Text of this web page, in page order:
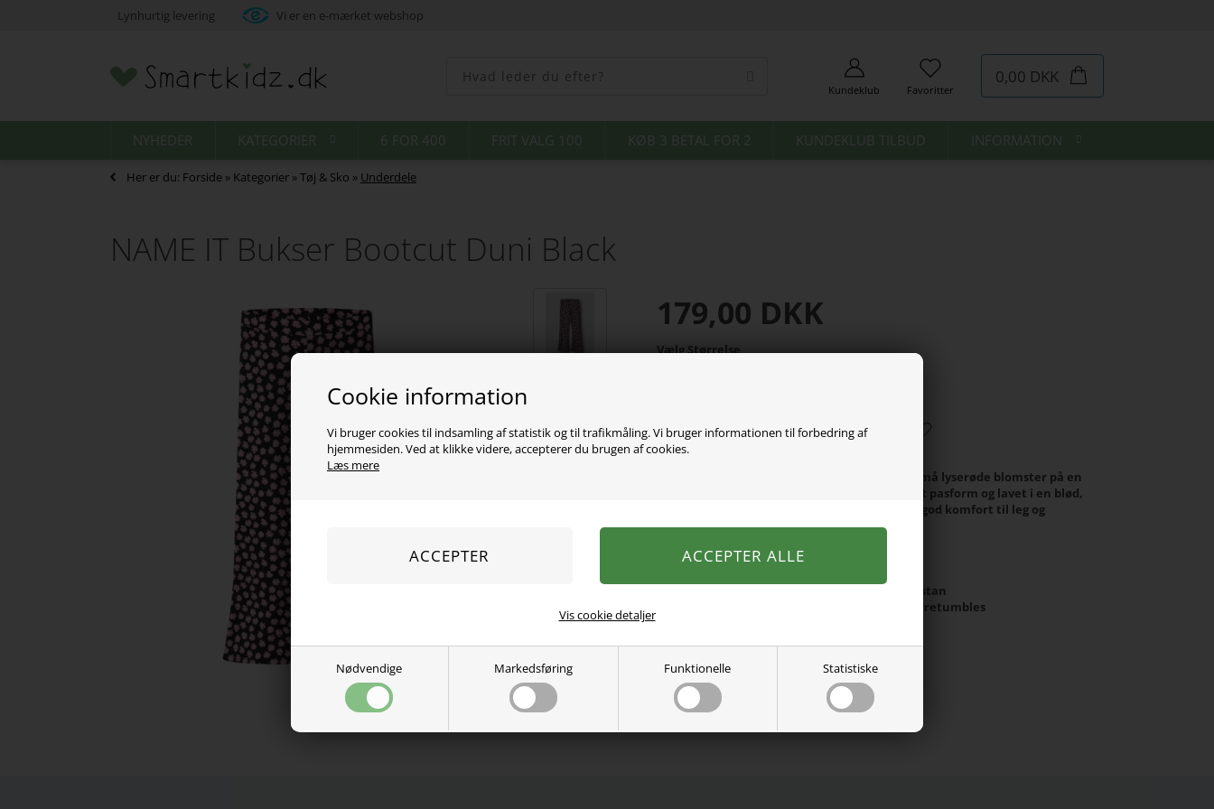
Cookie information
Vi bruger cookies til indsamling af statistik og til trafikmåling. Vi bruger informationen til forbedring af
hjemmesiden. Ved at klikke videre, accepterer du brugen af cookies.
Læs mere
Nødvendige Markedsføring Funktionelle Statistiske
Vis cookie detaljer
Lynhurtig levering Vi er en e-mærket webshop
Kundeklub Favoritter
0,00 DKK
NYHEDER KATEGORIER 6 FOR 400 FRIT VALG 100 KØB 3 BETAL FOR 2 KUNDEKLUB TILBUD INFORMATION
Her er du: Forside » Kategorier »Tøj & Sko » Underdele
NAME IT Bukser Bootcut Duni Black
179,00 DKK
Vælg Størrelse
Disse bukser har et gennemgående print af små lyserøde blomster på en
sort baggrund. De er designet med en bootcut pasform og lavet i en blød,
kraftig jerseykvalitet, der giver et flot fald og god komfort til leg og
bevægelse.
Farve: Black
Materiale: 92% genanvendt polyester, 8% elastan
Vaskeanvisning: Maskinvask 40°C, Må ikke tørretumbles
Varenummer:13257415-5032254